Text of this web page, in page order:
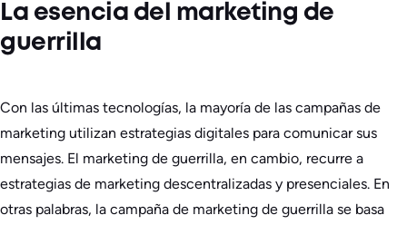
La esencia del marketing de
guerrilla
Con las últimas tecnologías, la mayoría de las campañas de
marketing utilizan estrategias digitales para comunicar sus
mensajes. El marketing de guerrilla, en cambio, recurre a
estrategias de marketing descentralizadas y presenciales. En
otras palabras, la campaña de marketing de guerrilla se basa